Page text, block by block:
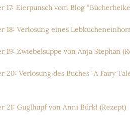
Eierpunsch vom Blog
Verlosung eines
Zwiebelsuppe von Anja Stephan
Verlosung des Buches “A Fairy
Guglhupf von Anni Bürkl (Rezept)